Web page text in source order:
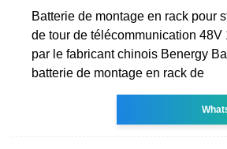
Batterie de montage en rack pour
de tour de télécommunication
par le fabricant chinois Benergy
batterie de montage en rack de